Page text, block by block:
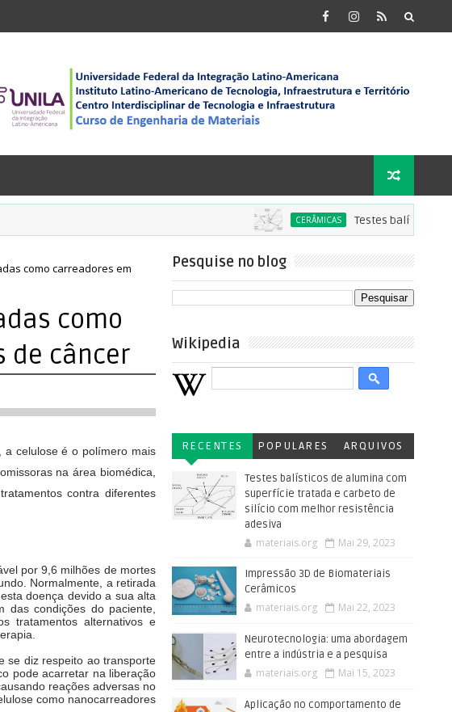
CERÂMICAS Testes balísticos de
como carreadores em
como
de câncer
a celulose é o polímero mais
na área biomédica,
contra diferentes
por 9,6 milhões de mortes
Normalmente, a retirada
doença devido a sua alta
dascondições do paciente,
tratamentos alternativos e
se diz respeito ao transporte
pode acarretar na liberação
reações adversas no
como nanocarreadores
Pesquise no blog
Wikipedia
RECENTES POPULARES ARQUIVOS
Testes balísticos de alumina com
superfície tratada e carbeto de
silício com melhor resistência
adesiva
materiais.org Mai 29, 2023
Impressão 3D de Biomateriais
Cerâmicos
materiais.org Mai 22, 2023
Neurotecnologia: uma abordagem
entre a indústria e a pesquisa
materiais.org Mai 15, 2023
Aplicação no comportamento de